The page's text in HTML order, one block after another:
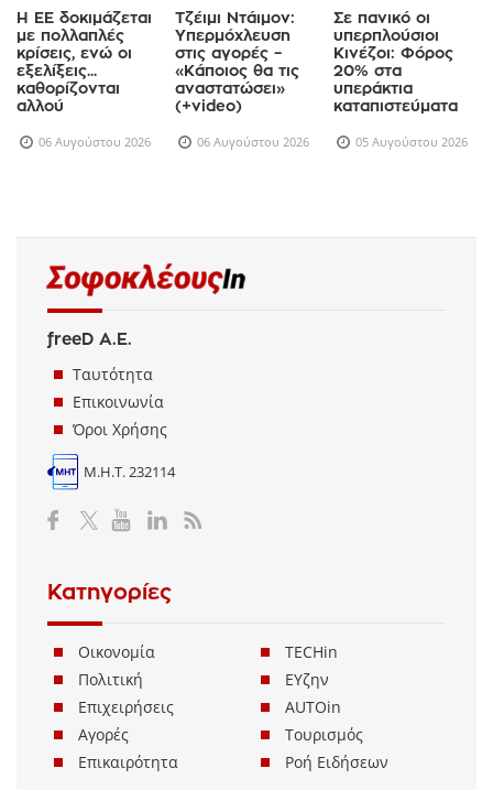
Η ΕΕ δοκιμάζεται
με πολλαπλές
κρίσεις, ενώ οι
εξελίξεις...
καθορίζονται
αλλού
06 Αυγούστου 2026
Τζέιμι Ντάιμον:
Υπερμόχλευση
στις αγορές –
«Κάποιος θα τις
αναστατώσει»
(+video)
06 Αυγούστου 2026
Σε πανικό οι
υπερπλούσιοι
Κινέζοι: Φόρος
20% στα
υπεράκτια
καταπιστεύματα
05 Αυγούστου 2026